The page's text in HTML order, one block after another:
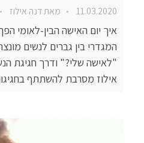
11.03.2020 מאתדנה אילוז
איך יום האישה הבין-לאומי
המגדרי בין גברים לנשים
"לאישה שלי?" ודרך חגיגת
אילוז מסרבת להשתתף